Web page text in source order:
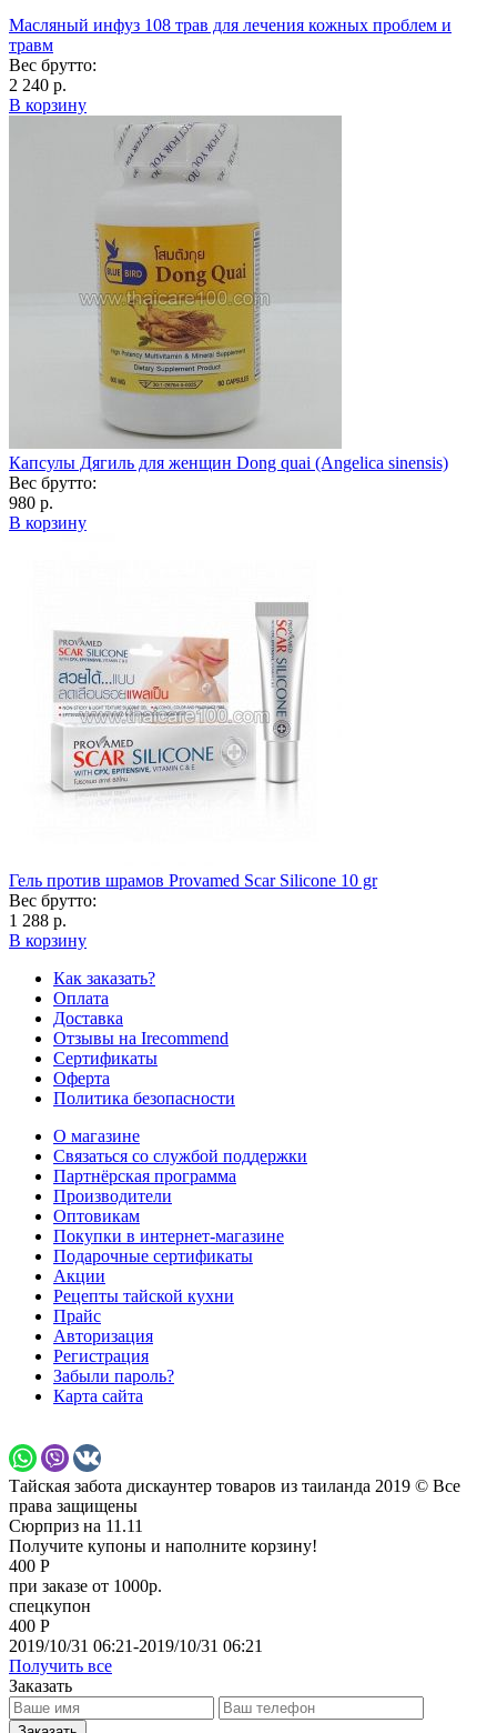
Масляный инфуз 108 трав для лечения кожных проблем и
травм
Вес брутто:
2 240 р.
В корзину
Капсулы Дягиль для женщин Dong quai (Angelica sinensis)
Вес брутто:
980 р.
В корзину
Гель против шрамов Provamed Scar Silicone 10 gr
Вес брутто:
1 288 р.
В корзину
Как заказать?
Оплата
Доставка
Отзывы на Irecommend
Сертификаты
Оферта
Политика безопасности
О магазине
Связаться со службой поддержки
Партнёрская программа
Производители
Оптовикам
Покупки в интернет-магазине
Подарочные сертификаты
Акции
Рецепты тайской кухни
Прайс
Авторизация
Регистрация
Забыли пароль?
Карта сайта
Тайская забота дискаунтер товаров из таиланда 2019 © Все
права защищены
Сюрприз на 11.11
Получите купоны и наполните корзину!
400 Р
при заказе от 1000р.
спецкупон
400 Р
2019/10/31 06:21-2019/10/31 06:21
Получить все
Заказать